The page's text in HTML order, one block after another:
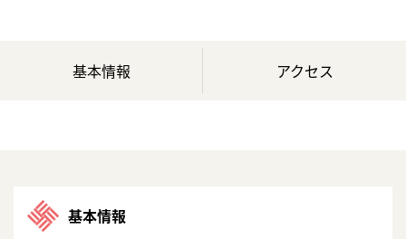
基本情報 アクセス
基本情報